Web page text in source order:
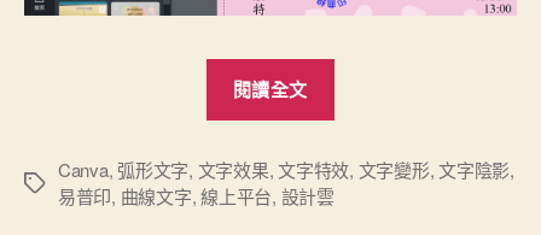
閱讀全文
線
上
標
Canva,弧形文字, 文字效果,文字特效, 文字變形,文字陰影,
易普印, 曲線文字,線上平台, 設計雲